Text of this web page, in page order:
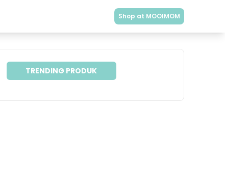
Shop at MOOIMOM
TRENDING PRODUK